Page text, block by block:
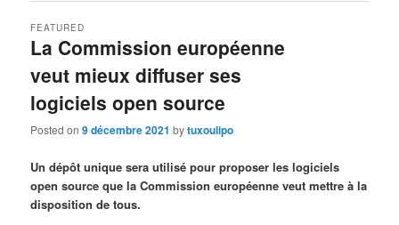
La Commission européenne
veut mieux diffuser ses
logiciels open source
FEATURED
Posted on9 décembre 2021 bytuxoulipo
Un dépôt unique sera utilisé pour proposer les logiciels
open source que la Commission européenne veut mettre à la
disposition de tous.